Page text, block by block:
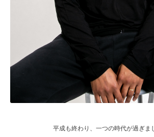
平成も終わり、一つの時代が過ぎま